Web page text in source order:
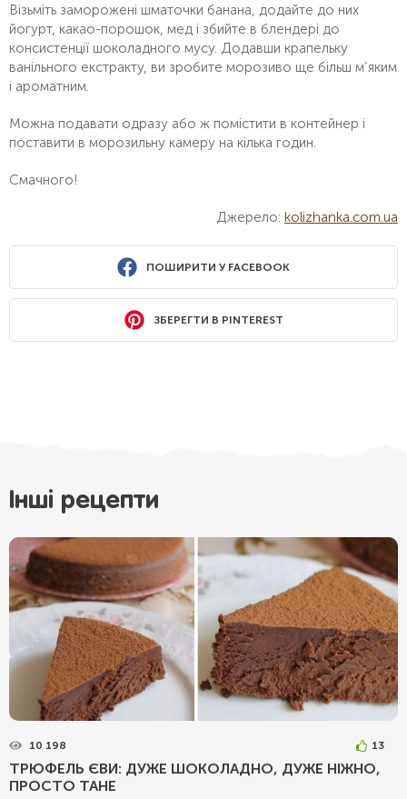
Візьміть заморожені шматочки банана, додайте до них
йогурт, какао-порошок, мед і збийте в блендері до
консистенції шоколадного мусу. Додавши крапельку
ванільного екстракту, ви зробите морозиво ще більш м’яким
і ароматним.
Можна подавати одразу або ж помістити в контейнер і
поставити в морозильну камеру на кілька годин.
Смачного!
Джерело: kolizhanka.com.ua
ПОШИРИТИ У FACEBOOK
ЗБЕРЕГТИ В PINTEREST
Інші рецепти
10 198 13
ТРЮФЕЛЬ ЄВИ: ДУЖЕ ШОКОЛАДНО, ДУЖЕ НІЖНО,
ПРОСТО ТАНЕ